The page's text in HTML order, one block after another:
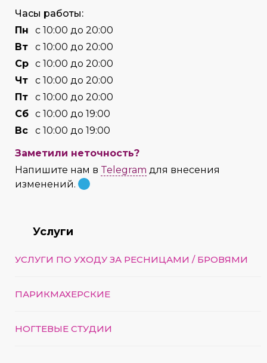
Часы работы:
Пн
с 10:00 до 20:00
Вт
с 10:00 до 20:00
Cр с 10:00 до 20:00
Чт
с 10:00 до 20:00
Пт
с 10:00 до 20:00
Сб с 10:00 до 19:00
Вс
с 10:00 до 19:00
Заметили неточность?
Напишите нам в Telegram для внесения
изменений.
Услуги
УСЛУГИ ПО УХОДУ ЗА РЕСНИЦАМИ / БРОВЯМИ
ПАРИКМАХЕРСКИЕ
НОГТЕВЫЕ СТУДИИ